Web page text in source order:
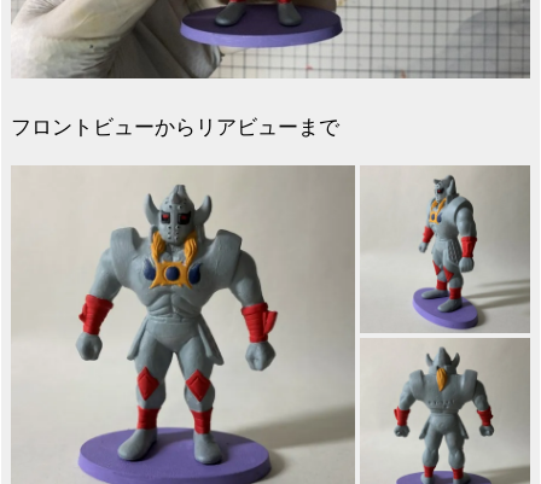
フロントビューからリアビューまで